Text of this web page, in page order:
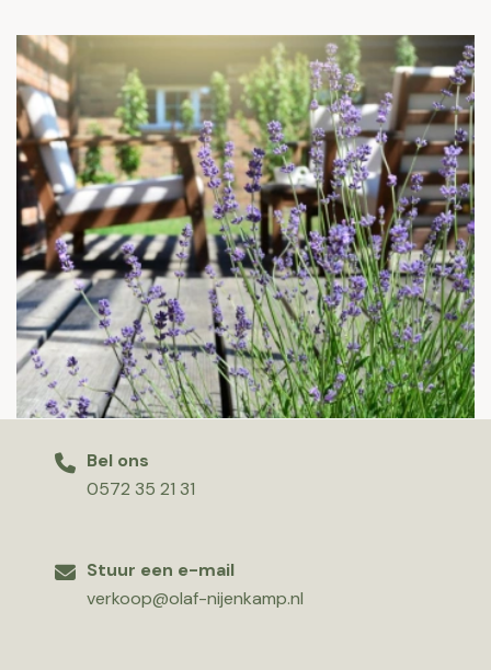
Bel ons
0572 35 21 31
Stuur een e-mail
verkoop@olaf-nijenkamp.nl